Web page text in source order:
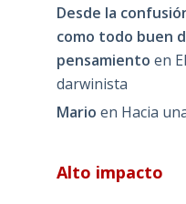
Desde la
como todo buen
pensamiento en
darwinista
Mario en Hacia
Alto impacto